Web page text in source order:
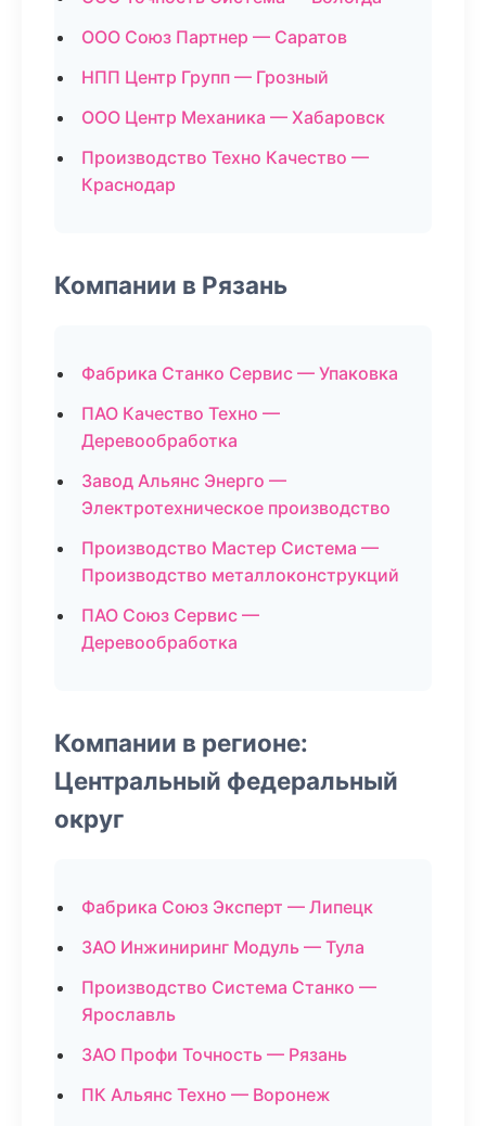
ООО Союз Партнер — Саратов
НПП Центр Групп — Грозный
ООО Центр Механика — Хабаровск
Производство Техно Качество —
Краснодар
Компании в Рязань
Фабрика Станко Сервис — Упаковка
ПАО Качество Техно —
Деревообработка
Завод Альянс Энерго —
Электротехническое производство
Производство Мастер Система —
Производство металлоконструкций
ПАО Союз Сервис —
Деревообработка
Компании в регионе:
Центральный федеральный
округ
Фабрика Союз Эксперт — Липецк
ЗАО Инжиниринг Модуль — Тула
Производство Система Станко —
Ярославль
ЗАО Профи Точность — Рязань
ПК Альянс Техно — Воронеж